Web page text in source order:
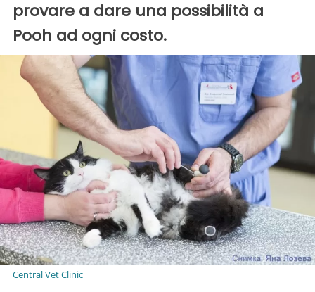
provare a dare una possibilità a
Pooh ad ogni costo.
Central Vet Clinic